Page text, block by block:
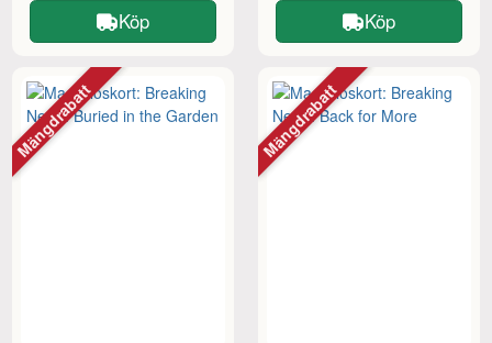
Köp Köp
Mängdrabatt Mängdrabatt